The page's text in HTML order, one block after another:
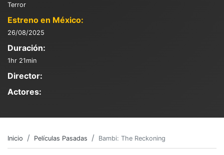
Terror
Estreno en México:
26/08/2025
Duración:
1hr 21min
Director:
Actores:
Inicio Películas Pasadas Bambi: The Reckoning